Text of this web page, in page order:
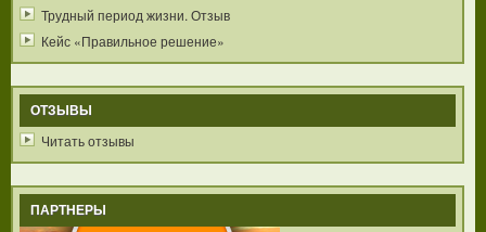
Трудный период жизни. Отзыв
Кейс «Правильное решение»
ОТЗЫВЫ
Читать отзывы
ПАРТНЕРЫ